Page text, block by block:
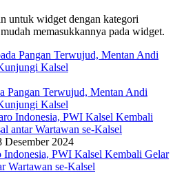
untuk widget dengan kategori
memasukkannya pada widget.
Pangan Terwujud, Mentan Andi
Kalsel
Desember 2024
PWI Kalsel Kembali Gelar
Wartawan se-Kalsel